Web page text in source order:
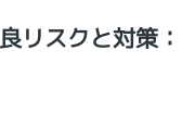
リスクと対策：